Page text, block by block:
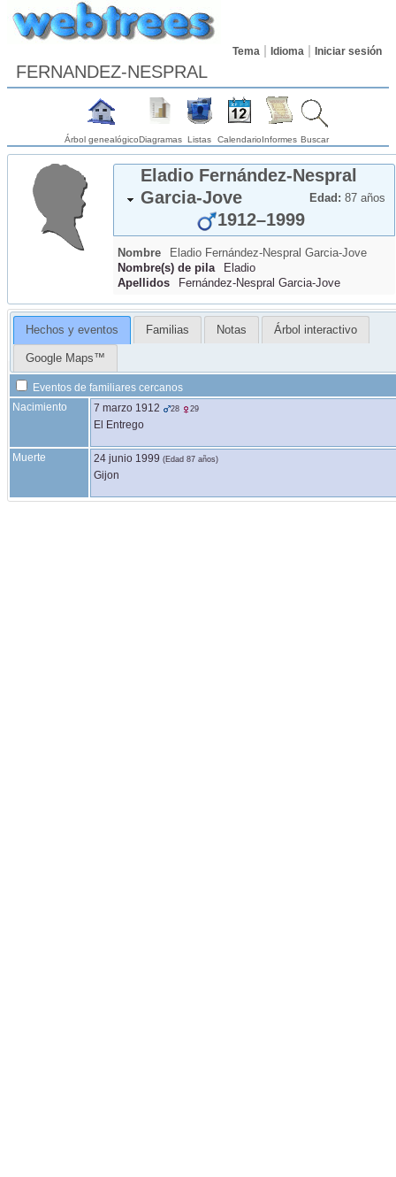
Tema Idioma Iniciar sesión
FERNANDEZ-NESPRAL
Árbol genealógicoDiagramas Listas CalendarioInformes Buscar
Eladio Fernández-Nespral
Garcia-Jove
Edad: 87 años
1912–1999
Nombre Eladio Fernández-Nespral Garcia-Jove
Nombre(s) de pila
Eladio
Apellidos
Fernández-Nespral Garcia-Jove
Hechos y eventos Familias Notas Árbol interactivo
Google Maps™
Eventos de familiares cercanos
Nacimiento
7 marzo 1912 28 29
El Entrego
Muerte 24 junio 1999 (Edad 87 años)
Gijon